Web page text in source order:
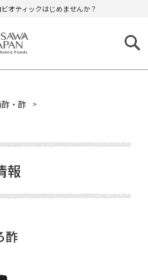
オティックはじめませんか？
・酢
報
酢